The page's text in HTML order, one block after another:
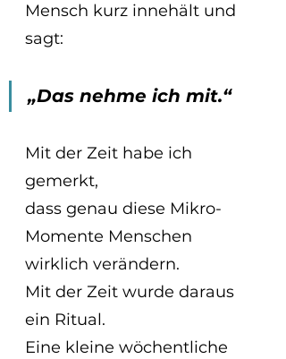
Mensch kurz innehält und
sagt:
„Das nehme ich mit.“
Mit der Zeit habe ich
gemerkt,
dass genau diese Mikro-
Momente Menschen
wirklich verändern.
Mit der Zeit wurde daraus
ein Ritual.
Eine kleine wöchentliche